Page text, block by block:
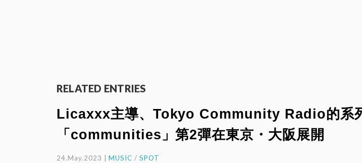
RELATED ENTRIES
Licaxxx主導、Tokyo Community Radio的系
「communities」第2彈在東京・大阪展開
24.May.2023 |MUSIC /SPOT